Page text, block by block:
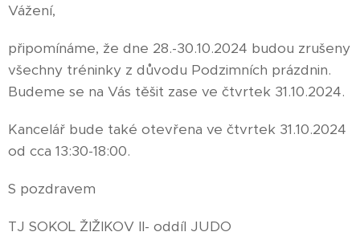
Vážení,
připomínáme, že dne 28.-30.10.2024 budou zrušeny
všechny tréninky z důvodu Podzimních prázdnin.
Budeme se na Vás těšit zase ve čtvrtek 31.10.2024.
Kancelář bude také otevřena ve čtvrtek 31.10.2024
od cca 13:30-18:00.
S pozdravem
TJ SOKOL ŽIŽIKOV II- oddíl JUDO